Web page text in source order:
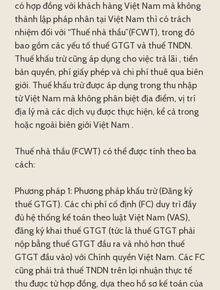
có hợp đồng với khách hàng Việt Nam mà không
thành lập pháp nhân tại Việt Nam thì có trách
nhiệm đối với “Thuế nhà thầu”(FCWT), trong đó
bao gồm các yếu tố thuế GTGT và thuế TNDN.
Thuế khấu trừ cũng áp dụng cho việc trả lãi , tiền
bản quyền, phí giấy phép và chi phí thuê qua biên
giới. Thuế khấu trừ được áp dụng trong thu nhập
từ Việt Nam mà không phân biệt địa điểm, vị trí
địa lý mà các dịch vụ được thực hiện, kể cả trong
hoặc ngoài biên giới Việt Nam .
Thuế nhà thầu (FCWT) có thể được tính theo ba
cách:
Phương pháp 1: Phương pháp khấu trừ (Đăng ký
thuế GTGT). Các chi phí cố định (FC) duy trì đầy
đủ hệ thống kế toán theo luật Việt Nam (VAS),
đăng ký khai thuế GTGT (tức là thuế GTGT phải
nộp bằng thuế GTGT đầu ra và nhỏ hơn thuế
GTGT đầu vào) với Chính quyền Việt Nam. Các FC
cũng phải trả thuế TNDN trên lợi nhuận thực tế
thu được từ hợp đồng, dựa theo hồ sơ kế toán của